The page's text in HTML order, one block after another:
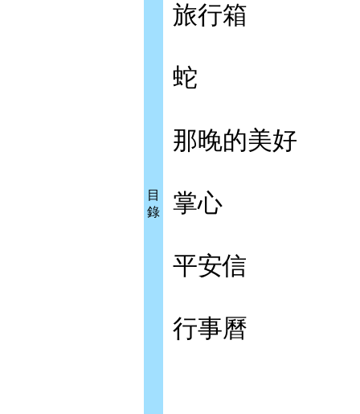
目
錄
旅行箱
蛇
那晚的美好
掌心
平安信
行事曆